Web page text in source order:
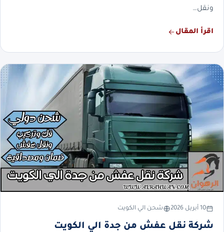
ونقل…
اقرأ المقال
10 أبريل 2026 شحن الي الكويت
شركة نقل عفش من جدة الي الكويت